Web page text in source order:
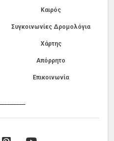
Καιρός
Συγκοινωνίες Δρομολόγια
Χάρτης
Απόρρητο
Επικοινωνία